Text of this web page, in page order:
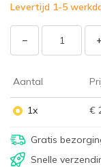
Levertijd 1-5
− +
Aantal
1x €
Gratis
Snelle